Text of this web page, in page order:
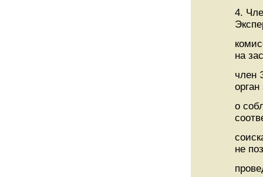
4.
на
член
о
не